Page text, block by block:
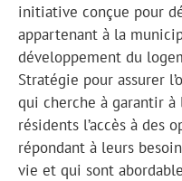
initiative conçue pour
appartenant à la
développement du
Stratégie pour assurer
qui cherche à garantir à
résidents l’accès à des
répondant à leurs
vie et qui sont